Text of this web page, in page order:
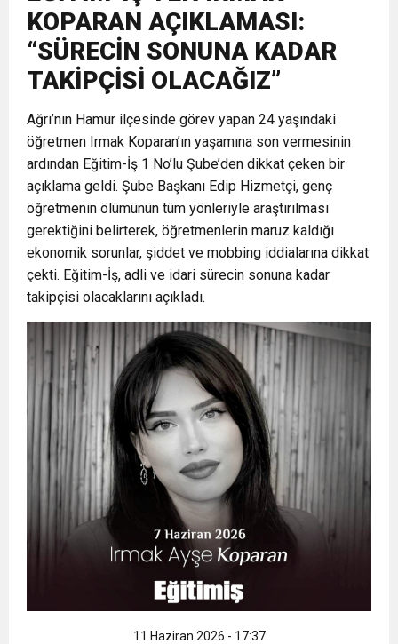
Cumhuriyet, Türk Milletinin Özgürlük
ve Onur Nişanesidir
6:19 HBB BAŞKANI ÖNTÜRK’ÜN
CUMHURİYET BAYRAMI MESAJI
17:36 KURUMLAR VERGİSİ ERTELENDİ
1:00 İTSO İŞ-KUR SGK TOPLANTI
DUYURUSU
21:40 CEYLANDERE’DE BAŞKAN EMRAH
KARAÇAY’A SEVGİ SELİ
18:22 BAŞKAN SAMİ ÜSTÜN’DEN
GÖNÜLLERE DOKUNAN ZİYARET
KOPARAN AÇIKLAMASI:
“SÜRECİN SONUNA KADAR
TAKİPÇİSİ OLACAĞIZ”
Ağrı’nın Hamur ilçesinde görev yapan 24 yaşındaki
öğretmen Irmak Koparan’ın yaşamına son vermesinin
ardından Eğitim-İş 1 No’lu Şube’den dikkat çeken bir
açıklama geldi. Şube Başkanı Edip Hizmetçi, genç
öğretmenin ölümünün tüm yönleriyle araştırılması
gerektiğini belirterek, öğretmenlerin maruz kaldığı
ekonomik sorunlar, şiddet ve mobbing iddialarına dikkat
çekti. Eğitim-İş, adli ve idari sürecin sonuna kadar
takipçisi olacaklarını açıkladı.
11 Haziran 2026 - 17:37